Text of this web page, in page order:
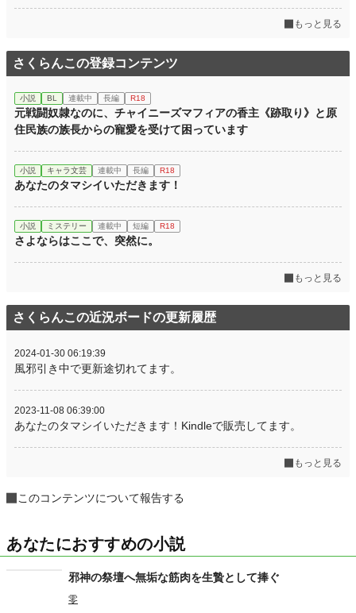
結腸責め、暴力、無理矢理、イチャラブ、拘束、連続絶頂、攻めが治癒能力、受
小説 228,744 位 / 228,744 件
お気に入り 39
文字数 195
初回公開日時 2023.05.03 09:50
年間ポイント 2,135 pt (65,568 位)
もっと見る
さくらんこの登録コンテンツ
小説 BL 連載中 長編 R18
元戦闘奴隷なのに、チャイニーズマフィアの香主《跡取り》と原
住民族の族長からの寵愛を受けて困っています
小説 キャラ文芸 連載中 長編 R18
あなたのタマシイいただきます！
小説 ミステリー 連載中 短編 R18
さよならはここで、突然に。
もっと見る
さくらんこの近況ボードの更新履歴
2024-01-30 06:19:39
風邪引き中で更新途切れてます。
2023-11-08 06:39:00
あなたのタマシイいただきます！Kindleで販売してます。
もっと見る
このコンテンツについて報告する
あなたにおすすめの小説
邪神の祭壇へ無垢な筋肉を生贄として捧ぐ
零